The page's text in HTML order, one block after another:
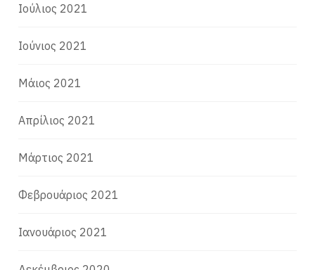
Ιούλιος 2021
Ιούνιος 2021
Μάιος 2021
Απρίλιος 2021
Μάρτιος 2021
Φεβρουάριος 2021
Ιανουάριος 2021